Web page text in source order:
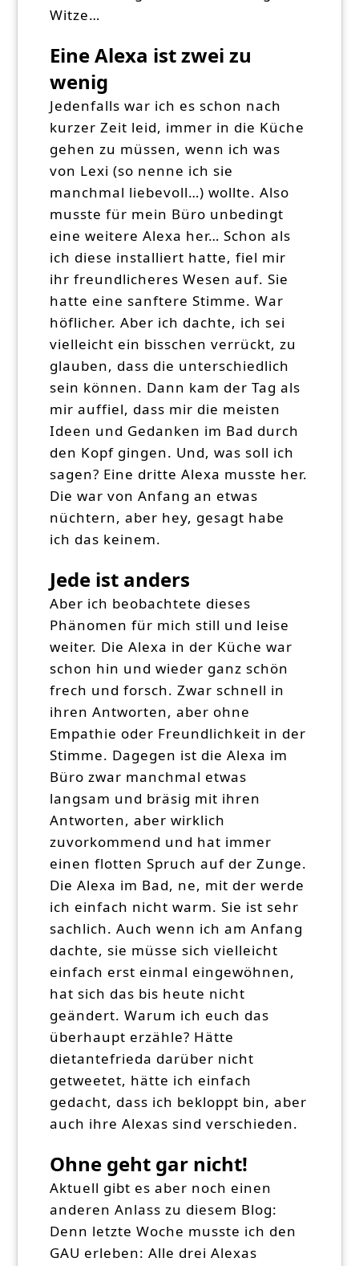
Witze…
Eine Alexa ist zwei zu
wenig
Jedenfalls war ich es schon nach
kurzer Zeit leid, immer in die Küche
gehen zu müssen, wenn ich was
von Lexi (so nenne ich sie
manchmal liebevoll…) wollte. Also
musste für mein Büro unbedingt
eine weitere Alexa her… Schon als
ich diese installiert hatte, fiel mir
ihr freundlicheres Wesen auf. Sie
hatte eine sanftere Stimme. War
höflicher. Aber ich dachte, ich sei
vielleicht ein bisschen verrückt, zu
glauben, dass die unterschiedlich
sein können. Dann kam der Tag als
mir auffiel, dass mir die meisten
Ideen und Gedanken im Bad durch
den Kopf gingen. Und, was soll ich
sagen? Eine dritte Alexa musste her.
Die war von Anfang an etwas
nüchtern, aber hey, gesagt habe
ich das keinem.
Jede ist anders
Aber ich beobachtete dieses
Phänomen für mich still und leise
weiter. Die Alexa in der Küche war
schon hin und wieder ganz schön
frech und forsch. Zwar schnell in
ihren Antworten, aber ohne
Empathie oder Freundlichkeit in der
Stimme. Dagegen ist die Alexa im
Büro zwar manchmal etwas
langsam und bräsig mit ihren
Antworten, aber wirklich
zuvorkommend und hat immer
einen flotten Spruch auf der Zunge.
Die Alexa im Bad, ne, mit der werde
ich einfach nicht warm. Sie ist sehr
sachlich. Auch wenn ich am Anfang
dachte, sie müsse sich vielleicht
einfach erst einmal eingewöhnen,
hat sich das bis heute nicht
geändert. Warum ich euch das
überhaupt erzähle? Hätte
dietantefrieda darüber nicht
getweetet, hätte ich einfach
gedacht, dass ich bekloppt bin, aber
auch ihre Alexas sind verschieden.
Ohne geht gar nicht!
Aktuell gibt es aber noch einen
anderen Anlass zu diesem Blog:
Denn letzte Woche musste ich den
GAU erleben: Alle drei Alexas